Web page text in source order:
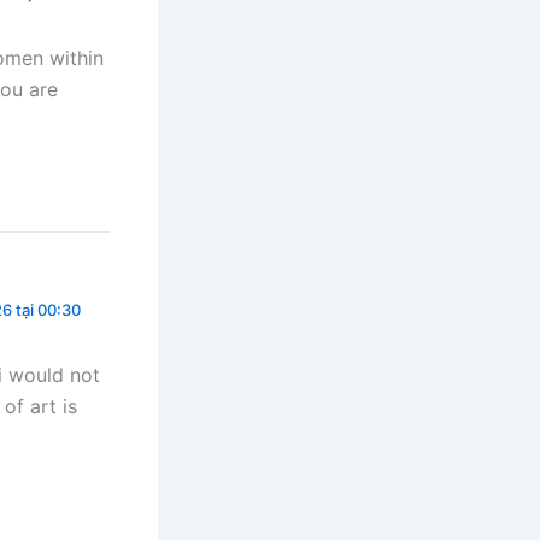
within
are
tại 00:30
would not
of art is